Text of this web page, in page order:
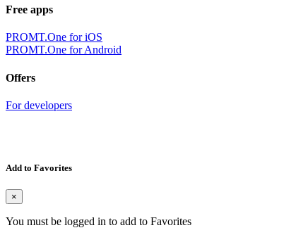
Free apps
PROMT.One for iOS
PROMT.One for Android
Offers
For developers
Add to Favorites
×
You must be logged in to add to Favorites